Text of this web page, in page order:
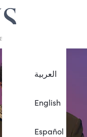
العربية
English
Español